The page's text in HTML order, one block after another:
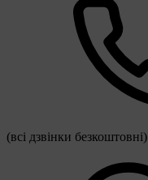
(всі дзвінки безкоштовні)